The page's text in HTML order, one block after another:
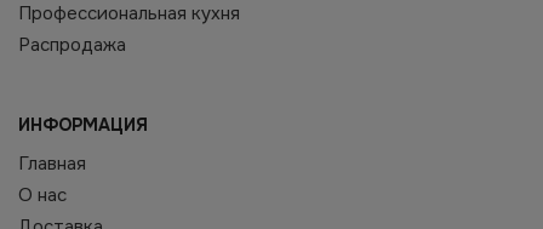
Профессиональная кухня
Распродажа
ИНФОРМАЦИЯ
Главная
О нас